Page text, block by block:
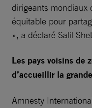
dirigeants mondiaux
équitable pour
», a déclaré Salil
Les pays voisins de
d’accueillir la
Amnesty